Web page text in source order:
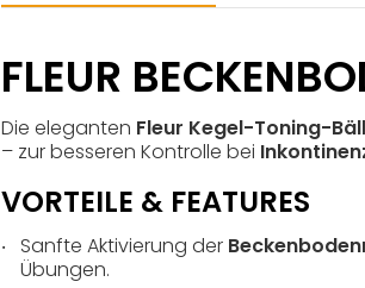
FLEUR
Die eleganten Fleur Kegel-Toning-
– zur besseren Kontrolle bei
VORTEILE & FEATURES
Sanfte Aktivierung der
Übungen.